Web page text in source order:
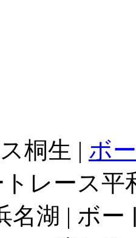
桐生 | ボ
トレース平
名湖 | ボ